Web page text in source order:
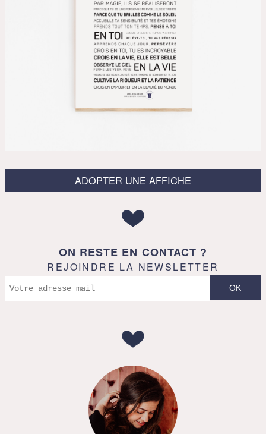
ADOPTER UNE AFFICHE
ON RESTE EN CONTACT ?
REJOINDRE LA NEWSLETTER